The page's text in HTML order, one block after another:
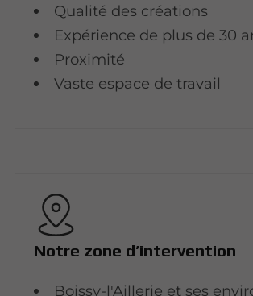
Qualité des créations
Expérience de plus de 30
Proximité
Vaste espace de travail
Notre zone d’intervention
Boissy-l'Aillerie et ses